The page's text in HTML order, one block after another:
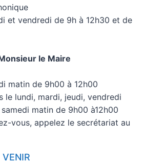
et vendredi de 9h à 12h30 et de
le Maire
matin de 9h00 à 12h00
le lundi, mardi, jeudi, vendredi
matin de 9h00 à12h00
vous, appelez le secrétariat au